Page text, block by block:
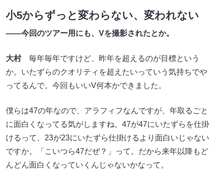
小5からずっと変わらない、変われない
――今回のツアー用にも、Vを撮影されたとか。
大村毎年毎年ですけど、昨年を超えるのが目標という
か。いたずらのクオリティを超えたいっていう気持ちでや
ってるんで。今回もいいV何本かできました。
僕らは47の年なので、アラフィフなんですが、年取るごと
に面白くなってる気がしますね。47が47にいたずらを仕掛
けるって、23が23にいたずら仕掛けるより面白いじゃない
ですか。「こいつら47だぜ？」って。だから来年以降もど
んどん面白くなっていくんじゃないかなって。